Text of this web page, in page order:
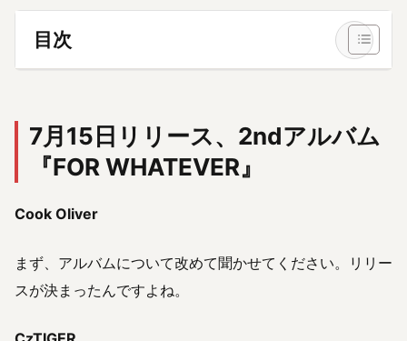
目次
7月15日リリース、2ndアルバム
『FOR WHATEVER』
Cook Oliver
まず、アルバムについて改めて聞かせてください。リリー
スが決まったんですよね。